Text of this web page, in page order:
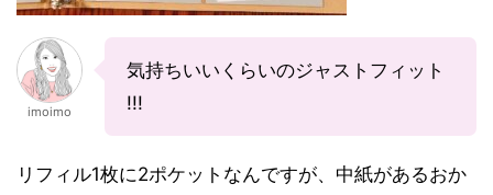
imoimo
気持ちいいくらいのジャストフィット
!!!
リフィル1枚に2ポケットなんですが、中紙があるおか